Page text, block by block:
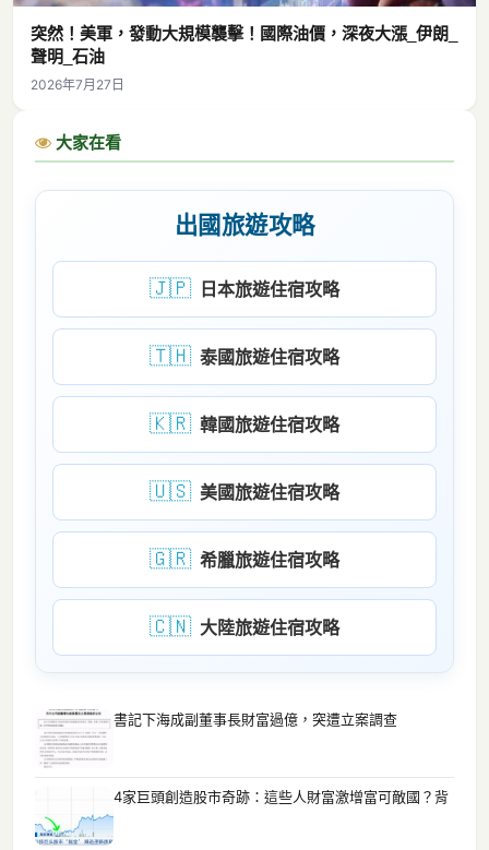
突然！美軍，發動大規模襲擊！國際油價，深夜大漲_伊朗_
聲明_石油
2026年7月27日
大家在看
出國旅遊攻略
🇯🇵 日本旅遊住宿攻略
🇹🇭 泰國旅遊住宿攻略
🇰🇷 韓國旅遊住宿攻略
🇺🇸 美國旅遊住宿攻略
🇬🇷 希臘旅遊住宿攻略
🇨🇳 大陸旅遊住宿攻略
書記下海成副董事長財富過億，突遭立案調查
4家巨頭創造股市奇跡：這些人財富激增富可敵國？背